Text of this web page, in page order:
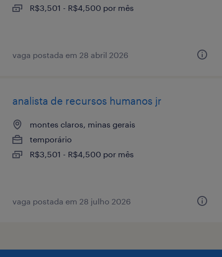
R$3,501 - R$4,500 por mês
vaga postada em 28 abril 2026
analista de recursos humanos jr
montes claros, minas gerais
temporário
R$3,501 - R$4,500 por mês
vaga postada em 28 julho 2026